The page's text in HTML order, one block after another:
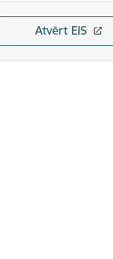
Atvērt EIS